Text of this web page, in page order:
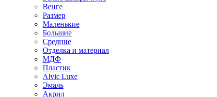
Венге
Размер
Маленькие
Большие
Средние
Отделка и материал
МДФ
Пластик
Alvic Luxe
Эмаль
Акрил